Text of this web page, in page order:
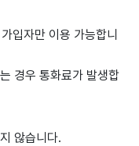
입자만 이용 가능합니
경우 통화료가 발생합
않습니다.